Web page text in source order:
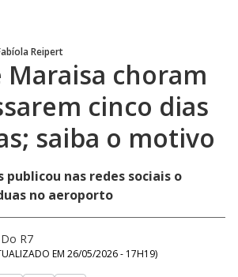
Reipert
Maraisa choram
cinco dias
saiba o motivo
publicou nas redes sociais o
no aeroporto
Do R7
EM 26/05/2026 - 17H19)